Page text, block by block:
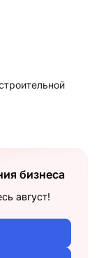
бизнеса
август!